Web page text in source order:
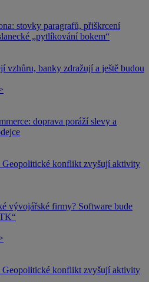
stovky paragrafů, přiškrcení
„pytlíkování bokem“
vzhůru, banky zdražují a ještě budou
doprava poráží slevy a
Geopolitické konflikt zvyšují aktivity
vývojářské firmy? Software bude
Geopolitické konflikt zvyšují aktivity